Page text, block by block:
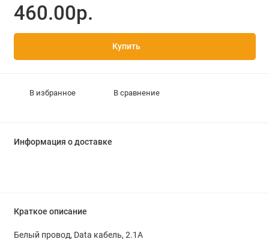
460.00р.
Купить
В избранное В сравнение
Информация о доставке
Краткое описание
Белый провод, Data кабель, 2.1А